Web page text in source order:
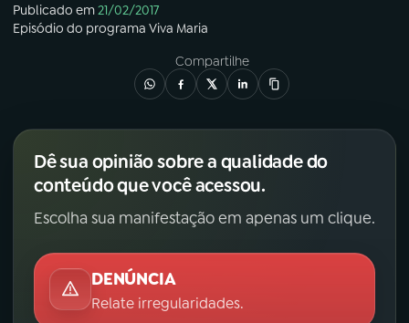
Publicado em21/02/2017
Episódio do programa Viva Maria
Compartilhe
Dê sua opinião sobre a qualidade do
conteúdo que você acessou.
Escolha sua manifestação em apenas um clique.
DENÚNCIA
Relate irregularidades.